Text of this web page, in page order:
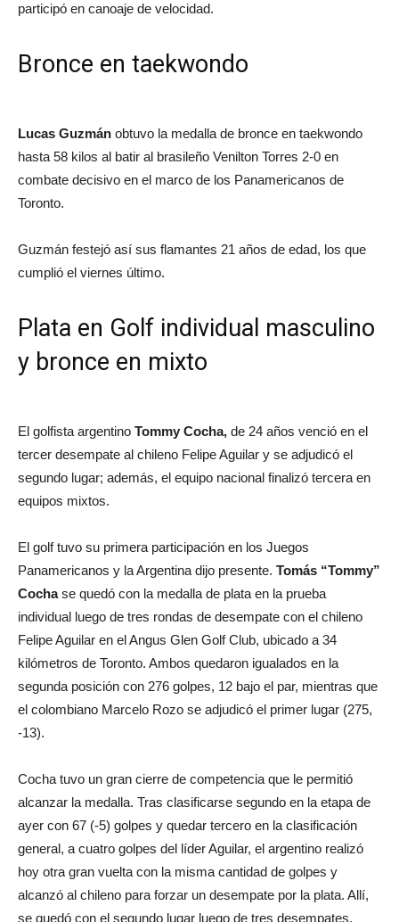
participó en canoaje de velocidad.
Bronce en taekwondo
Lucas Guzmán obtuvo la medalla de bronce en taekwondo
hasta 58 kilos al batir al brasileño Venilton Torres 2-0 en
combate decisivo en el marco de los Panamericanos de
Toronto.
Guzmán festejó así sus flamantes 21 años de edad, los que
cumplió el viernes último.
Plata en Golf individual masculino
y bronce en mixto
El golfista argentino Tommy Cocha, de 24 años venció en el
tercer desempate al chileno Felipe Aguilar y se adjudicó el
segundo lugar; además, el equipo nacional finalizó tercera en
equipos mixtos.
El golf tuvo su primera participación en los Juegos
Panamericanos y la Argentina dijo presente. Tomás “Tommy”
Cochase quedó con la medalla de plata en la prueba
individual luego de tres rondas de desempate con el chileno
Felipe Aguilar en el Angus Glen Golf Club, ubicado a 34
kilómetros de Toronto. Ambos quedaron igualados en la
segunda posición con 276 golpes, 12 bajo el par, mientras que
el colombiano Marcelo Rozo se adjudicó el primer lugar (275,
-13).
Cocha tuvo un gran cierre de competencia que le permitió
alcanzar la medalla. Tras clasificarse segundo en la etapa de
ayer con 67 (-5) golpes y quedar tercero en la clasificación
general, a cuatro golpes del líder Aguilar, el argentino realizó
hoy otra gran vuelta con la misma cantidad de golpes y
alcanzó al chileno para forzar un desempate por la plata. Allí,
se quedó con el segundo lugar luego de tres desempates.